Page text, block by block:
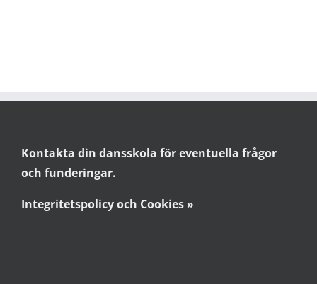
Kontakta din dansskola för eventuella frågor
och funderingar.
Integritetspolicy och Cookies »